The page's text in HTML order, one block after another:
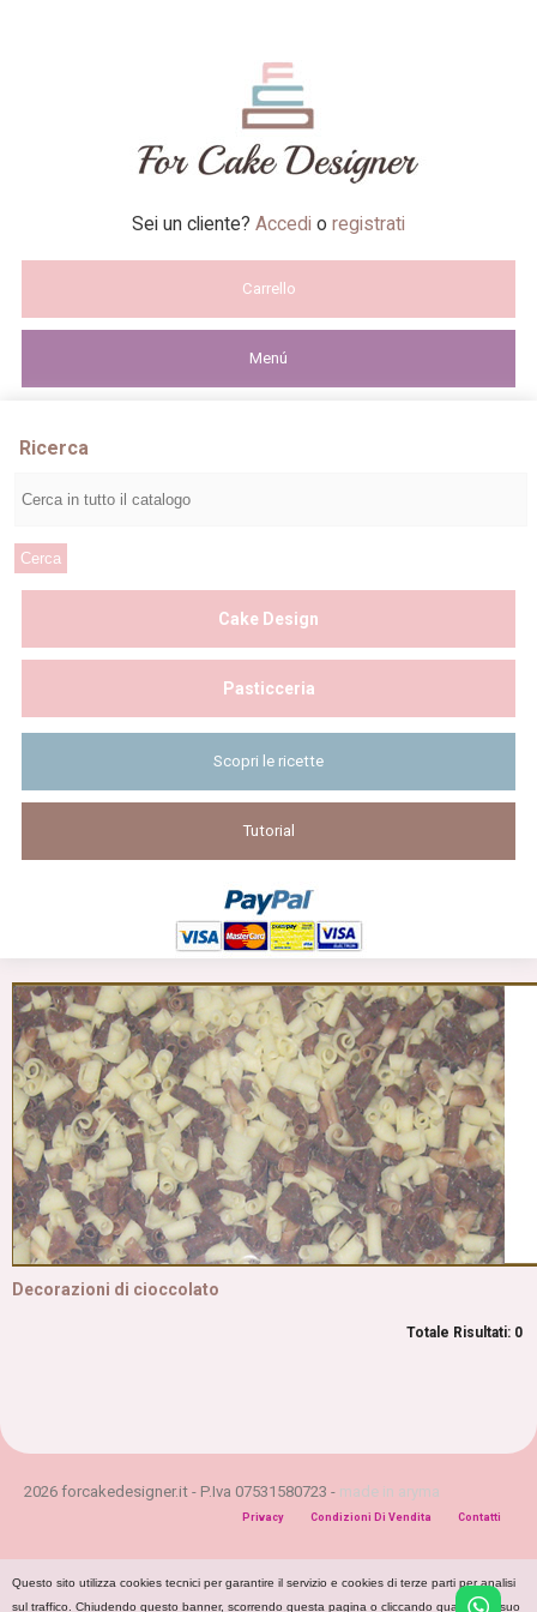
Sei un cliente? Accedi o registrati
Carrello
Menú
Ricerca
Cake Design
Pasticceria
Scopri le ricette
Tutorial
Decorazioni di cioccolato
Totale Risultati: 0
2026 forcakedesigner.it - P.Iva 07531580723 - made in aryma
Privacy Condizioni Di Vendita Contatti
Questo sito utilizza cookies tecnici per garantire il servizio e cookies di terze parti per analisi
sul traffico. Chiudendo questo banner, scorrendo questa pagina o cliccando qualunque suo